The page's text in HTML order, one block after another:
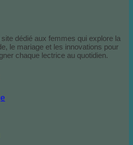
dédié aux femmes qui explore la
le mariage et les innovations pour
chaque lectrice au quotidien.